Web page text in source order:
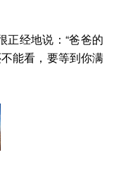
正经地说：“爸爸的
能看，要等到你满